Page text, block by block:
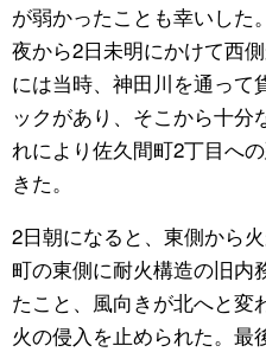
が弱かったことも幸いした
夜から2日未明にかけて西
には当時、神田川を通って
ックがあり、そこから十分
れにより佐久間町2丁目へ
きた。
2日朝になると、東側から
町の東側に耐火構造の旧内
たこと、風向きが北へと変
火の侵入を止められた。最